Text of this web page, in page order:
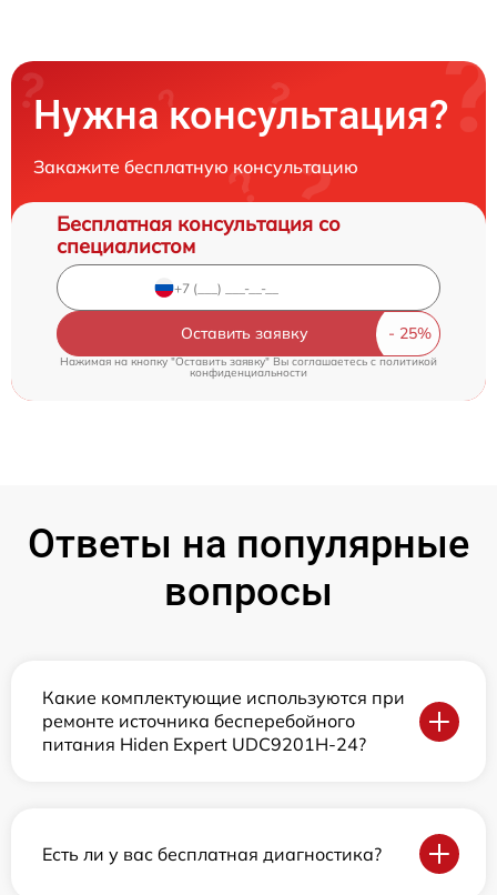
Нужна консультация?
Закажите бесплатную консультацию
Бесплатная консультация со
специалистом
Оставить заявку
Нажимая на кнопку "Оставить заявку" Вы соглашаетесь cполитикой
конфиденциальности
Ответы на популярные
вопросы
Какие комплектующие используются при
ремонте источника бесперебойного
питания Hiden Expert UDC9201H-24?
Есть ли у вас бесплатная диагностика?